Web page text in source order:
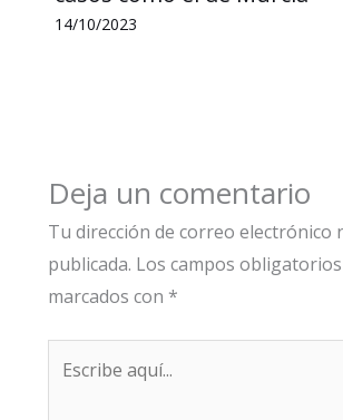
14/10/2023
Deja un comentario
Tu dirección de correo electrónico
publicada. Los campos
marcados con *